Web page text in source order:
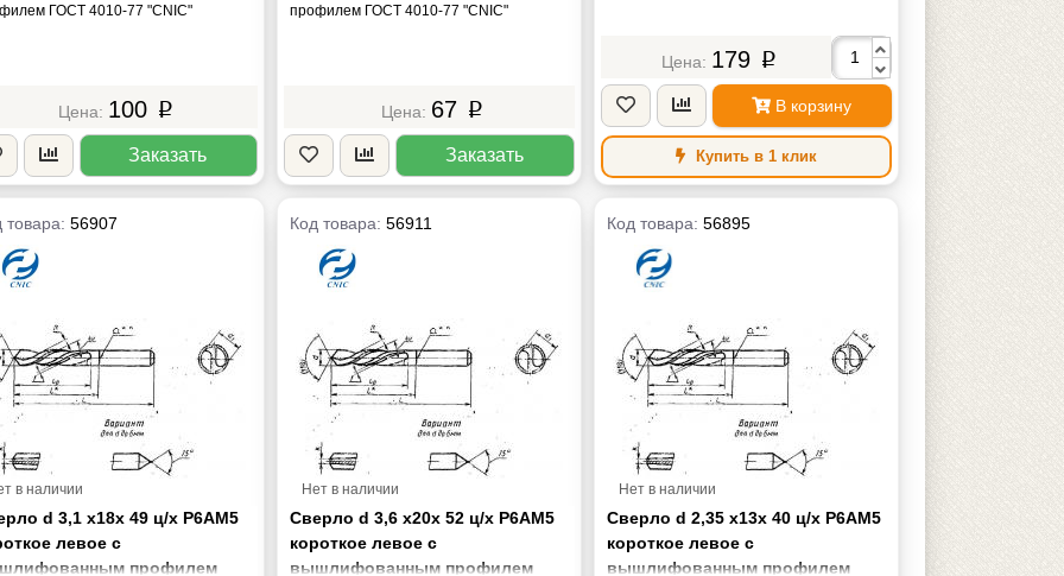
ГОСТ 4010-77 "CNIC"
100 p
Заказать
профилем ГОСТ 4010-77 "CNIC"
67 p
Заказать
179 p
В корзину
Купить в 1 клик
товара: 56907
в наличии
d 3,1 х18х 49 ц/х Р6АМ5
левое с
профилем
Код товара:56911
Нет в наличии
Сверло d 3,6 х20х 52 ц/х Р6АМ5
короткое левое с
вышлифованным профилем
Код товара:56895
Нет в наличии
Сверло d 2,35 х13х 40 ц/х Р6АМ5
короткое левое с
вышлифованным профилем